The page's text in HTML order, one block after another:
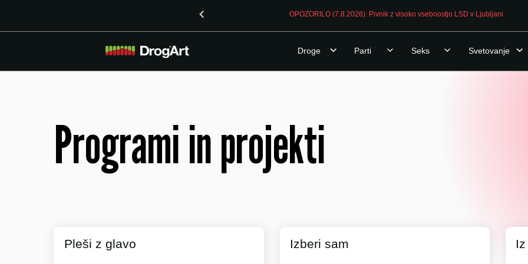
OPOZORILO (7.8.2026): Pivnik z visoko vsebnostjo LSD v Ljubljani
Droge Parti Seks Svetovanje
Programi in projekti
Pleši z glavo Izberi sam